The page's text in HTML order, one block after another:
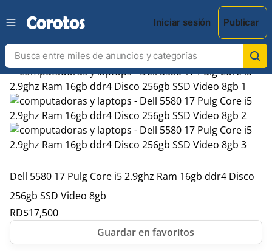
Iniciar sesión Publicar
Dell 5580 17 Pulg Core i5 2.9ghz Ram 16gb ddr4 Disco
256gb SSD Video 8gb
RD$17,500